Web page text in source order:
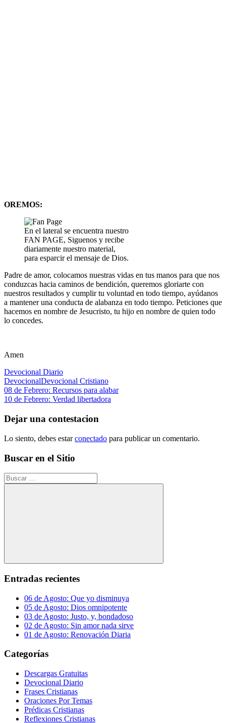
OREMOS:
En el lateral se encuentra nuestro
FAN PAGE, Siguenos y recibe
diariamente nuestro material,
para esparcir el mensaje de Dios.
Padre de amor, colocamos nuestras vidas en tus manos para que nos
conduzcas hacia caminos de bendición, queremos gloriarte con
nuestros resultados y cumplir tu voluntad en todo tiempo, ayúdanos
a mantener una conducta de alabanza en todo tiempo. Peticiones que
hacemos en nombre de Jesucristo, tu hijo en nombre de quien todo
lo concedes.
Amen
Devocional Diario
DevocionalDevocional Cristiano
Navegación
de
entradas
Entrada
anterior:
08 de Febrero: Recursos para alabar
Siguiente
10 de Febrero: Verdad libertadora
Dejar una contestacion
Lo siento, debes estarconectado para publicar un comentario.
Buscar en el Sitio
Buscar:
Buscar
Entradas recientes
06 de Agosto: Que yo disminuya
05 de Agosto: Dios omnipotente
03 de Agosto: Justo, y, bondadoso
02 de Agosto: Sin amor nada sirve
01 de Agosto: Renovación Diaria
Categorías
Descargas Gratuitas
Devocional Diario
Frases Cristianas
Oraciones Por Temas
Prédicas Cristianas
Reflexiones Cristianas